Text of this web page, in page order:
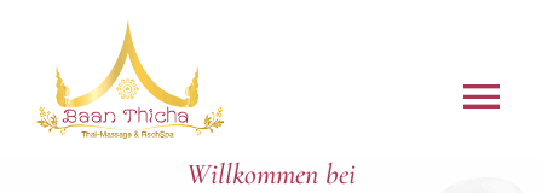
springen
Willkommen bei